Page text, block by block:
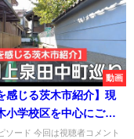
動画
感じる茨木市紹介】現
小学校区を中心にご紹
！！【後編】
ソード 今回は視聴者コメント